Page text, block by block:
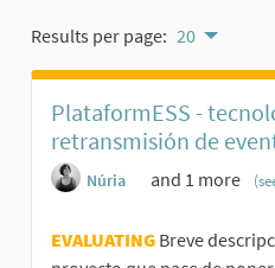
Results per page: 20
PlataformESS -
retransmisión de
Núria and 1 more
EVALUATING Breve